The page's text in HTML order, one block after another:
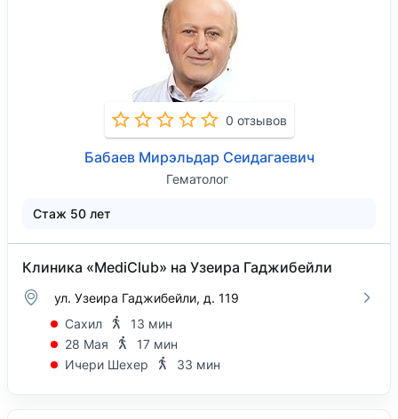
0 отзывов
Бабаев Мирэльдар Сеидагаевич
Гематолог
Стаж 50 лет
Клиника «MediClub» на Узеира Гаджибейли
ул. Узеира Гаджибейли, д. 119
Сахил
13 мин
28 Мая
17 мин
Ичери Шехер
33 мин